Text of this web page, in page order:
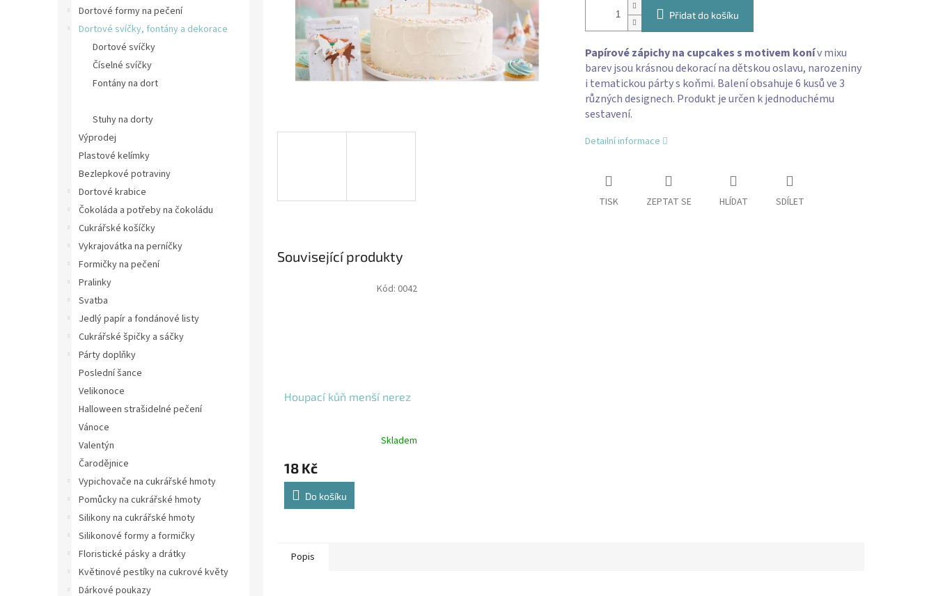
Dortové formy na pečení
Dortové svíčky, fontány a dekorace
Dortové svíčky
Číselné svíčky
Fontány na dort
Stuhy na dorty
Výprodej
Plastové kelímky
Bezlepkové potraviny
Dortové krabice
Čokoláda a potřeby na čokoládu
Cukrářské košíčky
Vykrajovátka na perníčky
Formičky na pečení
Pralinky
Svatba
Jedlý papír a fondánové listy
Cukrářské špičky a sáčky
Párty doplňky
Poslední šance
Velikonoce
Halloween strašidelné pečení
Vánoce
Valentýn
Čarodějnice
Vypichovače na cukrářské hmoty
Pomůcky na cukrářské hmoty
Silikony na cukrářské hmoty
Silikonové formy a formičky
Floristické pásky a drátky
Květinové pestíky na cukrové květy
Dárkové poukazy
Přidat do košíku
Papírové zápichy na cupcakes s motivem konív mixu
barev jsou krásnou dekorací na dětskou oslavu, narozeniny
i tematickou párty s koňmi. Balení obsahuje 6 kusů ve 3
různých designech. Produkt je určen k jednoduchému
sestavení.
Detailní informace
TISK ZEPTAT SE HLÍDAT SDÍLET
Související produkty
Houpací kůň menší nerez
Skladem
18 Kč
Do košíku
Kód: 0042
Popis